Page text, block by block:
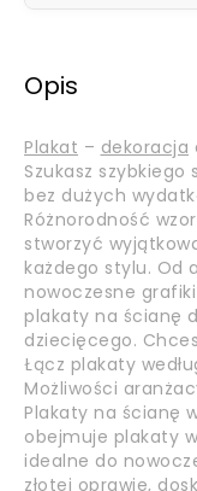
Opis
Plakat – dekoracja
Szukasz
bez dużych
Różnorodność
stworzyć
każdego stylu. Od
nowoczesne
plakaty na ścianę
dziecięcego.
Łącz plakaty
Możliwości
Plakaty na ścianę
obejmuje plakaty
idealne do
złotej oprawie,